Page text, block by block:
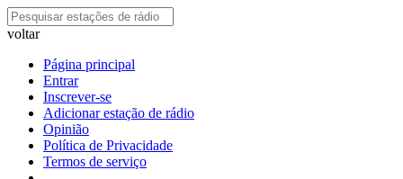
voltar
Página principal
Entrar
Inscrever-se
Adicionar estação de rádio
Opinião
Política de Privacidade
Termos de serviço